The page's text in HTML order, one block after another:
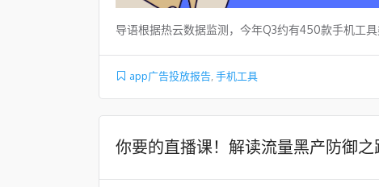
导语根据热云数据监测，今年Q3约有450款手机工
app广告投放报告 手机工具
你要的直播课！解读流量黑产防御之